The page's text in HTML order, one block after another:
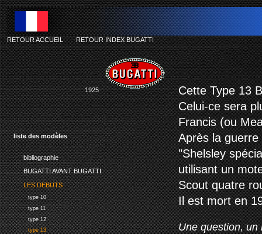
liste des modèles
bibliographie
BUGATTI AVANT BUGATTI
LES DEBUTS
type 10
type 11
type 12
type 13
RETOUR ACCUEIL-RETOUR INDEX BUGATTI
1925
Cette Type 13
Celui-ce sera
Francis (ou
Après la
"Shelsley
utilisant un
Scout quatre
Il est mort en
Une question, un